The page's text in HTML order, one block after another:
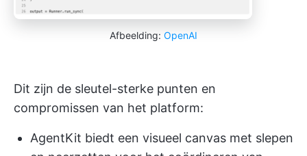
Afbeelding: OpenAI
Dit zijn de sleutel-sterke punten en
compromissen van het platform:
AgentKit biedt een visueel canvas met slepen